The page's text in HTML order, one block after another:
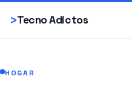
>Tecno Adictos
Smartphones
HOGAR